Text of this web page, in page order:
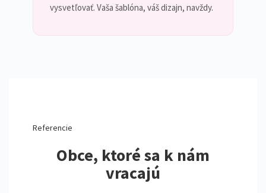
vysvetľovať. Vaša šablóna, váš dizajn, navždy.
Referencie
Obce, ktoré sa k nám
vracajú